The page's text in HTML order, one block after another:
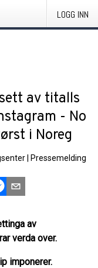
LOGG INN
av titalls
- No
i Noreg
Pressemelding
av
verda over.
imponerer.